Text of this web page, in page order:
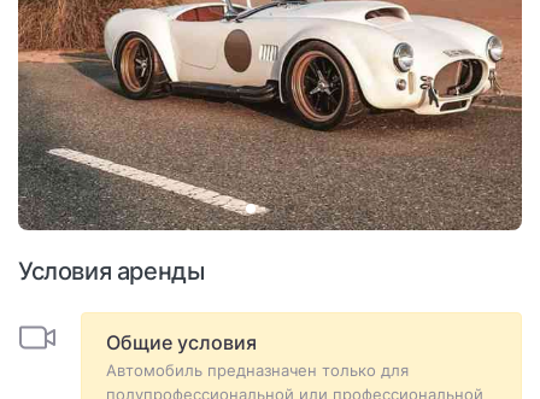
Условия аренды
Общие условия
Автомобиль предназначен только для
полупрофессиональной или профессиональной